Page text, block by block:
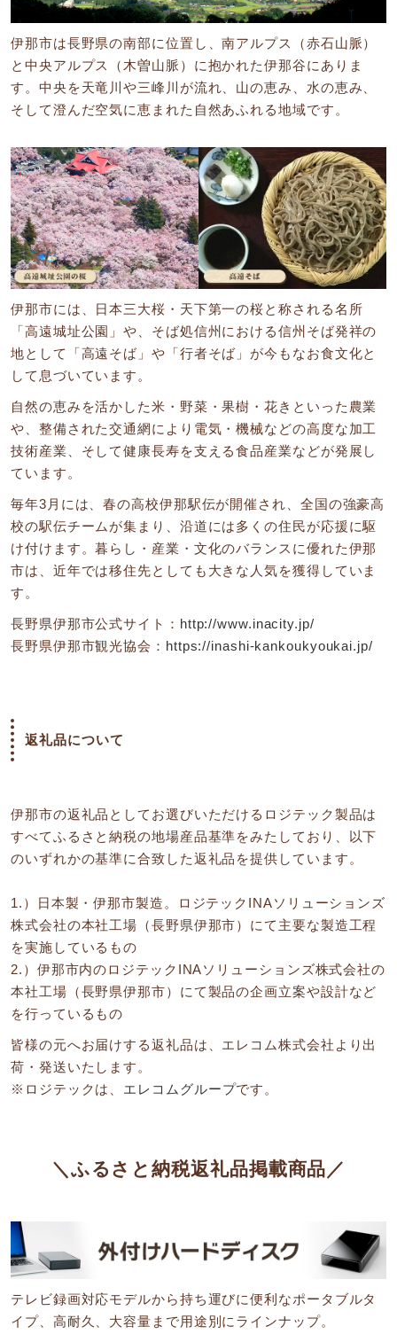
伊那市は長野県の南部に位置し、南アルプス（赤石山脈）
と中央アルプス（木曽山脈）に抱かれた伊那谷にありま
す。中央を天竜川や三峰川が流れ、山の恵み、水の恵み、
そして澄んだ空気に恵まれた自然あふれる地域です。
伊那市には、日本三大桜・天下第一の桜と称される名所
「高遠城址公園」や、そば処信州における信州そば発祥の
地として「高遠そば」や「行者そば」が今もなお食文化と
して息づいています。
自然の恵みを活かした米・野菜・果樹・花きといった農業
や、整備された交通網により電気・機械などの高度な加工
技術産業、そして健康長寿を支える食品産業などが発展し
ています。
毎年3月には、春の高校伊那駅伝が開催され、全国の強豪高
校の駅伝チームが集まり、沿道には多くの住民が応援に駆
け付けます。暮らし・産業・文化のバランスに優れた伊那
市は、近年では移住先としても大きな人気を獲得していま
す。
長野県伊那市公式サイト： http://www.inacity.jp/
長野県伊那市観光協会： https://inashi-kankoukyoukai.jp/
返礼品について
伊那市の返礼品としてお選びいただけるロジテック製品は
すべてふるさと納税の地場産品基準をみたしており、以下
のいずれかの基準に合致した返礼品を提供しています。
1.）日本製・伊那市製造。ロジテックINAソリューションズ
株式会社の本社工場（長野県伊那市）にて主要な製造工程
を実施しているもの
2.）伊那市内のロジテックINAソリューションズ株式会社の
本社工場（長野県伊那市）にて製品の企画立案や設計など
を行っているもの
皆様の元へお届けする返礼品は、エレコム株式会社より出
荷・発送いたします。
※ロジテックは、 エレコムグループです。
＼ふるさと納税返礼品掲載商品／
テレビ録画対応モデルから持ち運びに便利なポータブルタ
イプ、高耐久、大容量まで用途別にラインナップ。